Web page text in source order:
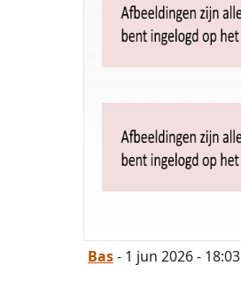
Bas- 1 jun 2026 - 18:03